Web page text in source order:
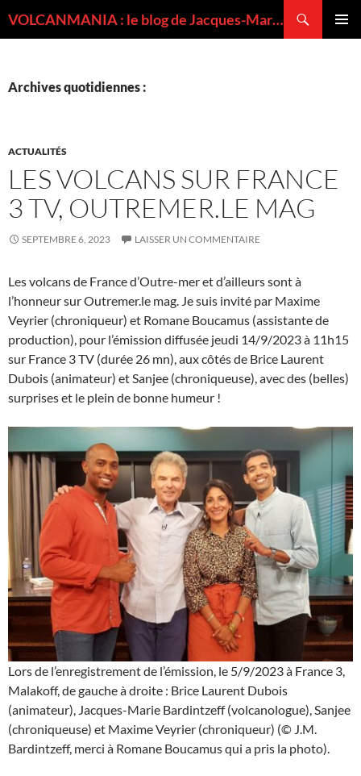
VOLCANMANIA : le blog de Jacques-Marie BARDINTZEFF, volcanologue
Archives quotidiennes :
ACTUALITÉS
LES VOLCANS SUR FRANCE
3 TV, OUTREMER.LE MAG
SEPTEMBRE 6, 2023 LAISSER UN COMMENTAIRE
Les volcans de France d’Outre-mer et d’ailleurs sont à
l’honneur sur Outremer.le mag. Je suis invité par Maxime
Veyrier (chroniqueur) et Romane Boucamus (assistante de
production), pour l’émission diffusée jeudi 14/9/2023 à 11h15
sur France 3 TV (durée 26 mn), aux côtés de Brice Laurent
Dubois (animateur) et Sanjee (chroniqueuse), avec des (belles)
surprises et le plein de bonne humeur !
Lors de l’enregistrement de l’émission, le 5/9/2023 à France 3,
Malakoff, de gauche à droite : Brice Laurent Dubois
(animateur), Jacques-Marie Bardintzeff (volcanologue), Sanjee
(chroniqueuse) et Maxime Veyrier (chroniqueur) (© J.M.
Bardintzeff, merci à Romane Boucamus qui a pris la photo).